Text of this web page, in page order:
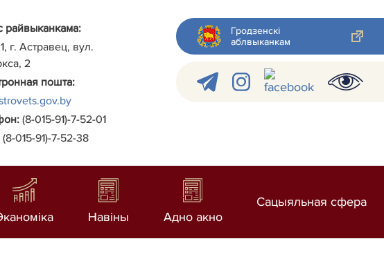
райвыканкама:
г. Астравец, вул.
2
пошта:
(8-015-91)-7-52-01
(8-015-91)-7-52-38
Гродзенскі
аблвыканкам
Навіны Адно акно
Сацыяльная сфера